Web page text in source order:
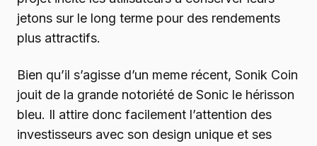
jetons sur le long terme pour des rendements
plus attractifs.
Bien qu’il s’agisse d’un meme récent, Sonik Coin
jouit de la grande notoriété de Sonic le hérisson
bleu. Il attire donc facilement l’attention des
investisseurs avec son design unique et ses